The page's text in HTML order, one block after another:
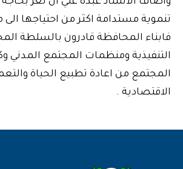
تنموية مستدامة اكثر من احتياجها الى
فابناء المحافظة قادرون بالسلطة
التنفيذية ومنظمات المجتمع المدني
المجتمع من اعادة تطبيع الحياة
الاقتصادية .